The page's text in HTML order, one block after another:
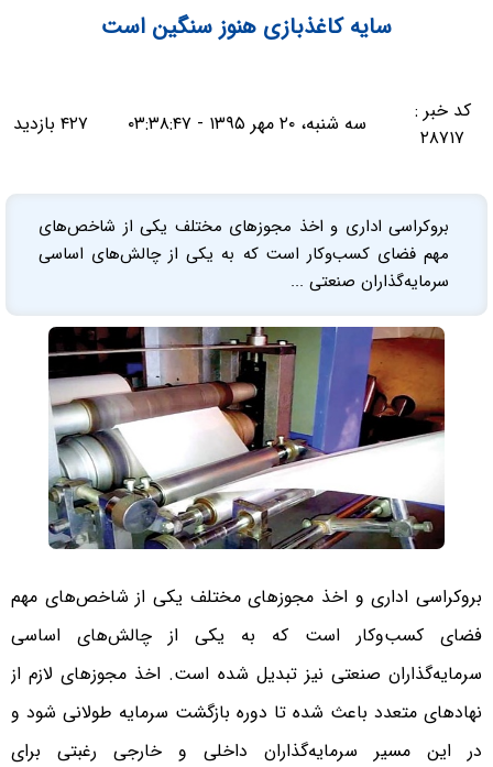
سایه کاغذبازی هنوز سنگین است
کد خبر :
۲۸۷۱۷
سه شنبه، ۲۰ مهر ۱۳۹۵ - ۰۳:۳۸:۴۷ ۴۲۷ بازدید
بروکراسی اداری و اخذ مجوزهای مختلف یکی از شاخص‌های
مهم فضای کسب‌وکار است که به یکی از چالش‌های اساسی
سرمایه‌گذاران صنعتی ...
بروکراسی اداری و اخذ مجوزهای مختلف یکی از شاخص‌های مهم
فضای کسب‌وکار است که به یکی از چالش‌های اساسی
سرمایه‌گذاران صنعتی نیز تبدیل شده است. اخذ مجوزهای لازم از
نهادهای متعدد باعث شده تا دوره بازگشت سرمایه طولانی شود و
در این مسیر سرمایه‌گذاران داخلی و خارجی رغبتی برای